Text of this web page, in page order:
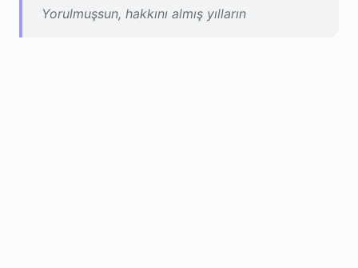
Yorulmuşsun, hakkını almış yılların